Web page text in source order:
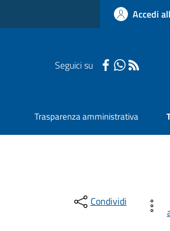
Accedi
Seguici su
Trasparenza amministrativa
Condividi